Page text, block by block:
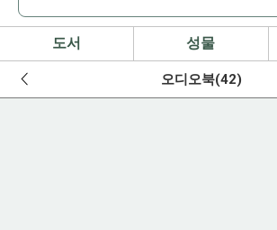
도서 성물
오디오북(42)